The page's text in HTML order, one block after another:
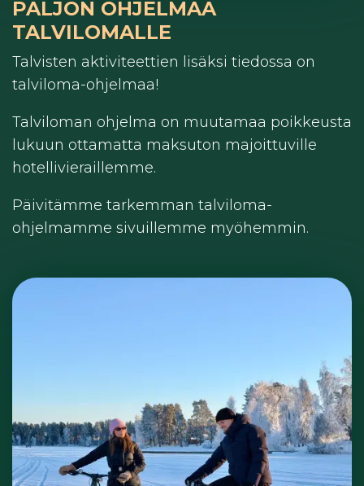
PALJON OHJELMAA
TALVILOMALLE
Talvisten aktiviteettien lisäksi tiedossa on
talviloma-ohjelmaa!
Talviloman ohjelma on muutamaa poikkeusta
lukuun ottamatta maksuton majoittuville
hotellivieraillemme.
Päivitämme tarkemman talviloma-
ohjelmamme sivuillemme myöhemmin.